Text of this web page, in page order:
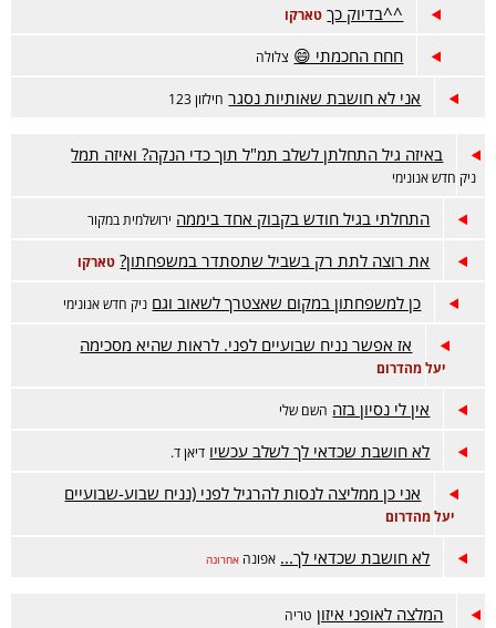
^^בדיוק כך טארקו
חחח החכמתי 😄 צלולה
אני לא חושבת שאותיות נסגר חילזון 123
באיזה גיל התחלתן לשלב תמ"ל תוך כדי הנקה? ואיזה תמל
ניק חדש אנונימי
התחלתי בגיל חודש בקבוק אחד ביממה ירושלמית במקור
את רוצה לתת רק בשביל שתסתדר במשפחתון? טארקו
כן למשפחתון במקום שאצטרך לשאוב וגם ניק חדש אנונימי
אז אפשר נניח שבועיים לפני. לראות שהיא מסכימה
יעל מהדרום
אין לי נסיון בזה השם שלי
לא חושבת שכדאי לך לשלב עכשיו דיאן ד.
אני כן ממליצה לנסות להרגיל לפני (נניח שבוע-שבועיים
יעל מהדרום
לא חושבת שכדאי לך... אפונה אחרונה
המלצה לאופני איזון טריה